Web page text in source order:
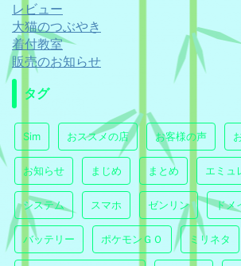
レビュー
大猫のつぶやき
着付教室
販売のお知らせ
タグ
Sim おススメの店 お客様の声
お知らせ まじめ まとめ エミュ
システム スマホ ゼンリン ドメ
バッテリー ポケモンＧＯ ミリネタ